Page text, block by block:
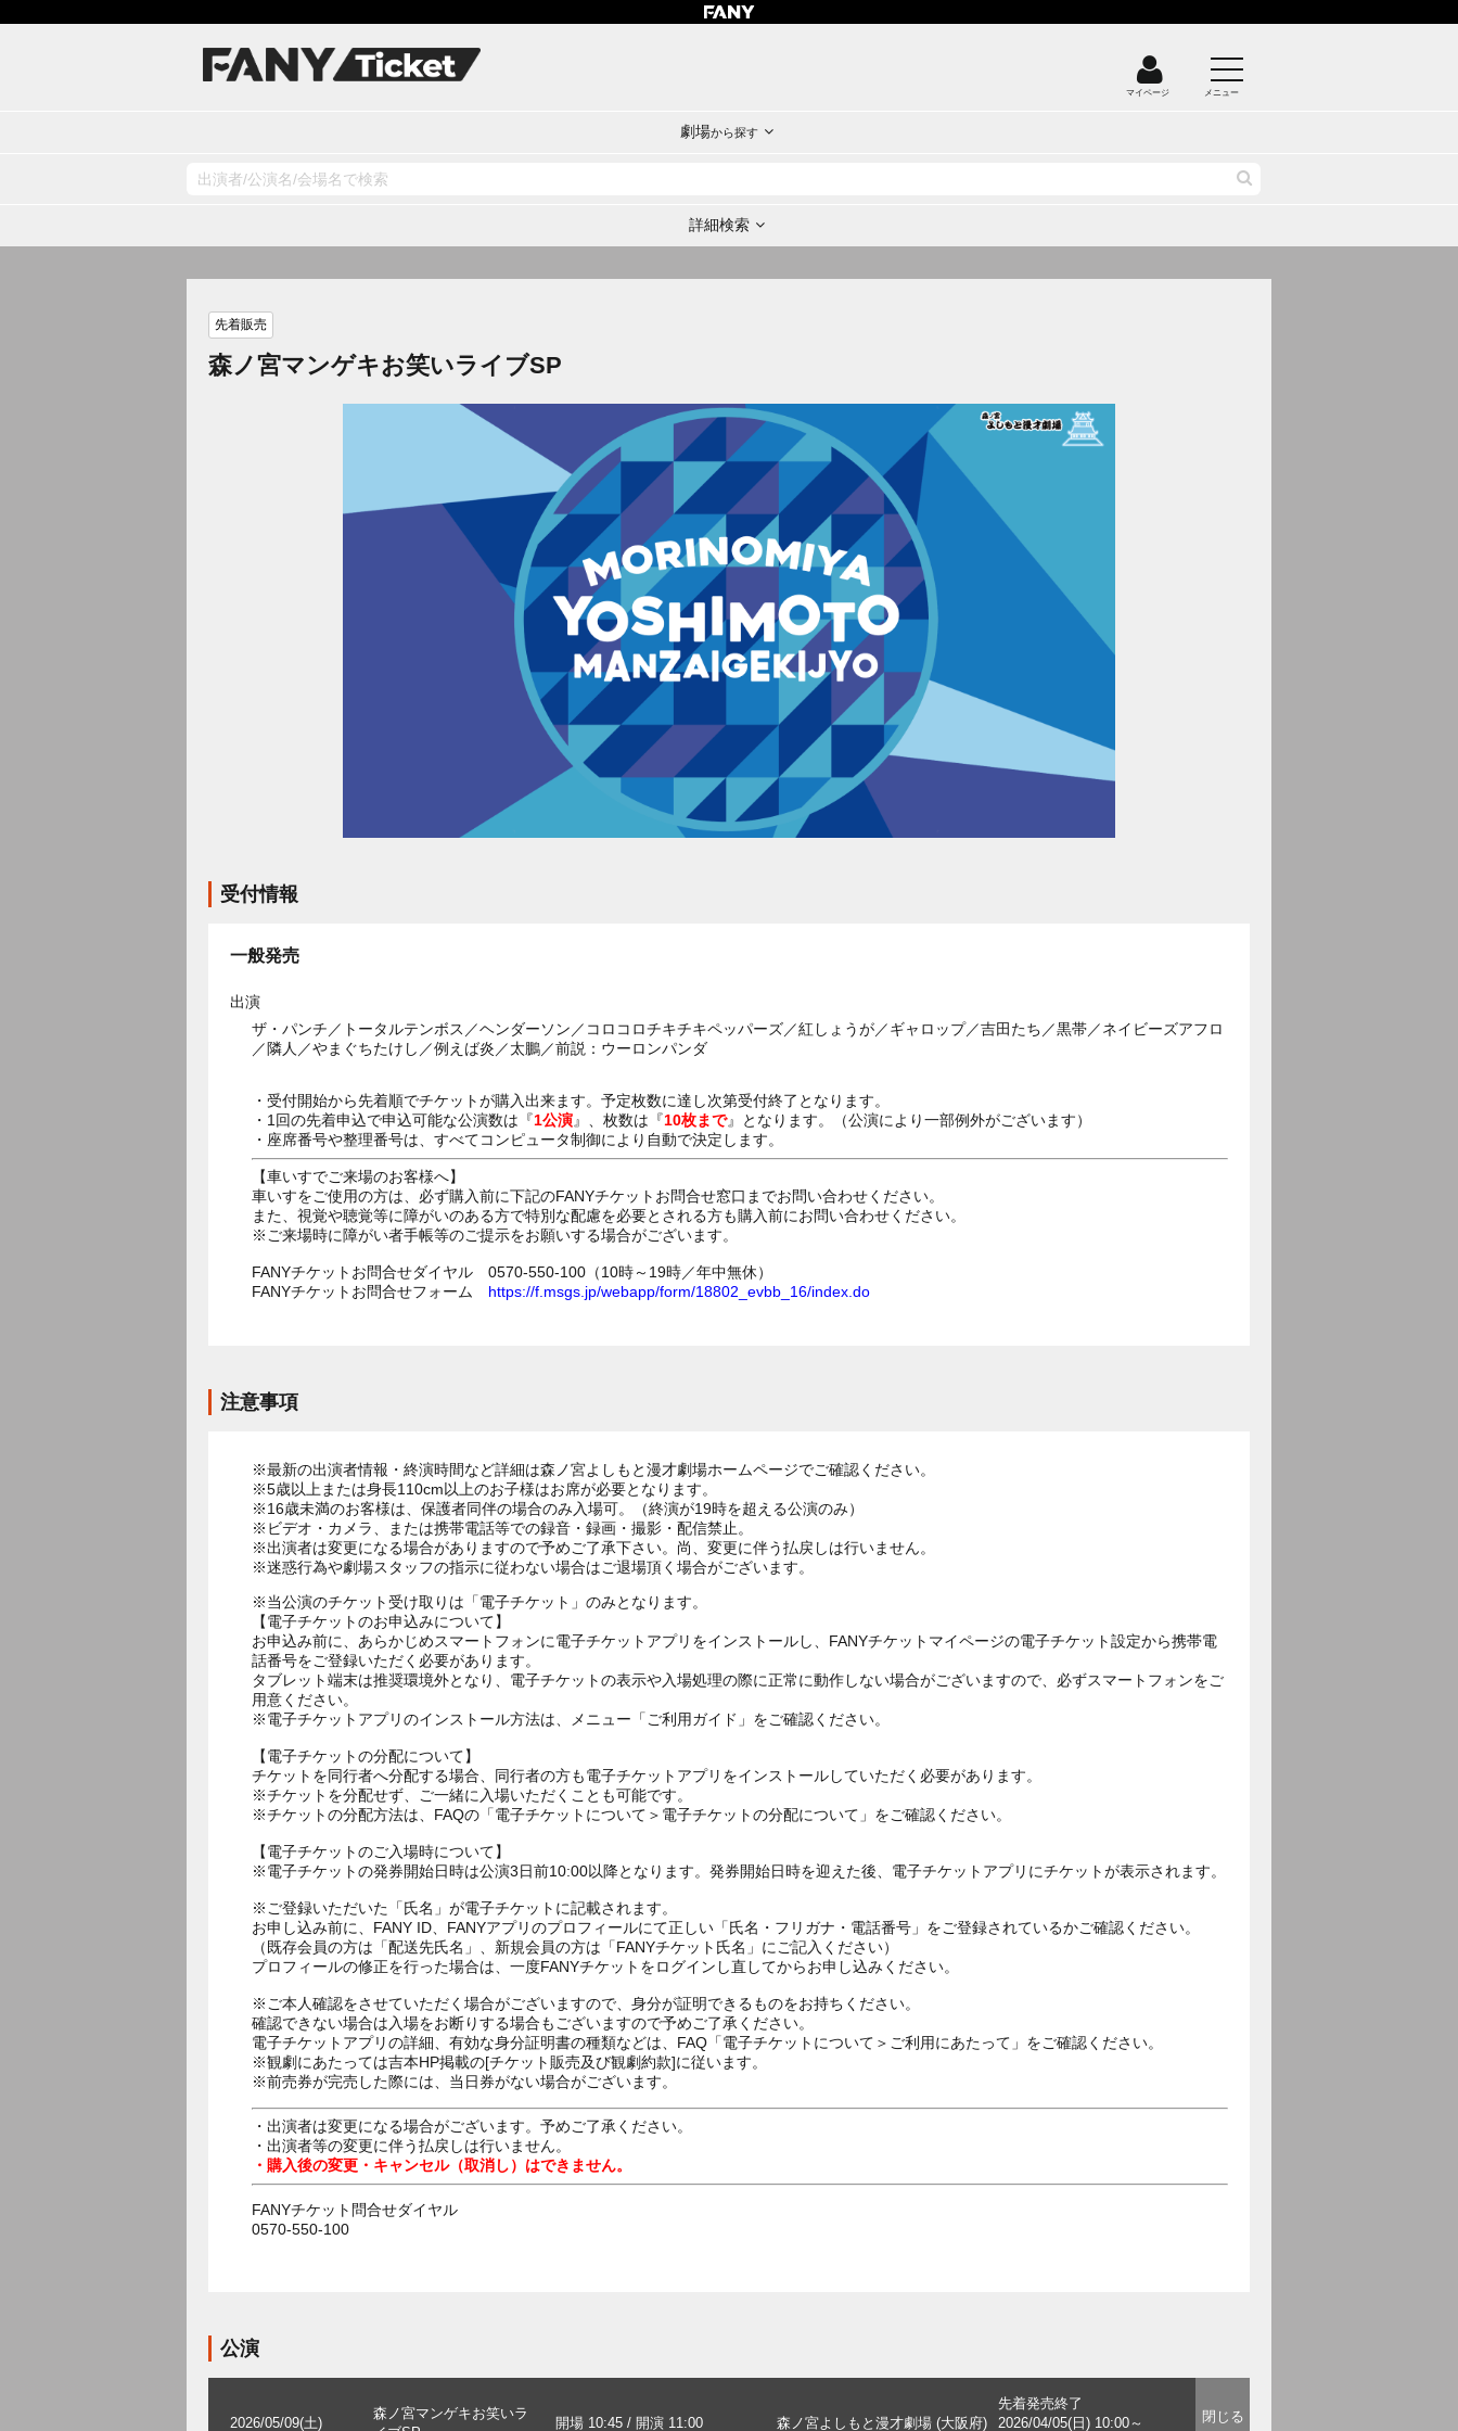
マイページ メニュー
劇場から探す
詳細検索
先着販売
森ノ宮マンゲキお笑いライブSP
受付情報
一般発売
出演
ザ・パンチ／トータルテンボス／ヘンダーソン／コロコロチキチキペッパーズ／紅しょうが／ギャロップ／吉田たち／黒帯／ネイビーズアフロ
／隣人／やまぐちたけし／例えば炎／太鵬／前説：ウーロンパンダ
・受付開始から先着順でチケットが購入出来ます。予定枚数に達し次第受付終了となります。
・1回の先着申込で申込可能な公演数は『1公演』、枚数は『10枚まで』となります。（公演により一部例外がございます）
・座席番号や整理番号は、すべてコンピュータ制御により自動で決定します。
【車いすでご来場のお客様へ】
車いすをご使用の方は、必ず購入前に下記のFANYチケットお問合せ窓口までお問い合わせください。
また、視覚や聴覚等に障がいのある方で特別な配慮を必要とされる方も購入前にお問い合わせください。
※ご来場時に障がい者手帳等のご提示をお願いする場合がございます。
FANYチケットお問合せダイヤル 0570-550-100（10時～19時／年中無休）
FANYチケットお問合せフォーム https://f.msgs.jp/webapp/form/18802_evbb_16/index.do
注意事項
※最新の出演者情報・終演時間など詳細は森ノ宮よしもと漫才劇場ホームページでご確認ください。
※5歳以上または身長110cm以上のお子様はお席が必要となります。
※16歳未満のお客様は、保護者同伴の場合のみ入場可。（終演が19時を超える公演のみ）
※ビデオ・カメラ、または携帯電話等での録音・録画・撮影・配信禁止。
※出演者は変更になる場合がありますので予めご了承下さい。尚、変更に伴う払戻しは行いません。
※迷惑行為や劇場スタッフの指示に従わない場合はご退場頂く場合がございます。
※当公演のチケット受け取りは「電子チケット」のみとなります。
【電子チケットのお申込みについて】
お申込み前に、あらかじめスマートフォンに電子チケットアプリをインストールし、FANYチケットマイページの電子チケット設定から携帯電
話番号をご登録いただく必要があります。
タブレット端末は推奨環境外となり、電子チケットの表示や入場処理の際に正常に動作しない場合がございますので、必ずスマートフォンをご
用意ください。
※電子チケットアプリのインストール方法は、メニュー「ご利用ガイド」をご確認ください。
【電子チケットの分配について】
チケットを同行者へ分配する場合、同行者の方も電子チケットアプリをインストールしていただく必要があります。
※チケットを分配せず、ご一緒に入場いただくことも可能です。
※チケットの分配方法は、FAQの「電子チケットについて＞電子チケットの分配について」をご確認ください。
【電子チケットのご入場時について】
※電子チケットの発券開始日時は公演3日前10:00以降となります。発券開始日時を迎えた後、電子チケットアプリにチケットが表示されます。
※ご登録いただいた「氏名」が電子チケットに記載されます。
お申し込み前に、FANY ID、FANYアプリのプロフィールにて正しい「氏名・フリガナ・電話番号」をご登録されているかご確認ください。
（既存会員の方は「配送先氏名」、新規会員の方は「FANYチケット氏名」にご記入ください）
プロフィールの修正を行った場合は、一度FANYチケットをログインし直してからお申し込みください。
※ご本人確認をさせていただく場合がございますので、身分が証明できるものをお持ちください。
確認できない場合は入場をお断りする場合もございますので予めご了承ください。
電子チケットアプリの詳細、有効な身分証明書の種類などは、FAQ「電子チケットについて＞ご利用にあたって」をご確認ください。
※観劇にあたっては吉本HP掲載の[チケット販売及び観劇約款]に従います。
※前売券が完売した際には、当日券がない場合がございます。
・出演者は変更になる場合がございます。予めご了承ください。
・出演者等の変更に伴う払戻しは行いません。
・購入後の変更・キャンセル（取消し）はできません。
FANYチケット問合せダイヤル
0570-550-100
公演
2026/05/09(土)
森ノ宮マンゲキお笑いラ
開場 10:45 / 開演 11:00 森ノ宮よしもと漫才劇場 (大阪府)
先着発売終了
2026/04/05(日) 10:00～